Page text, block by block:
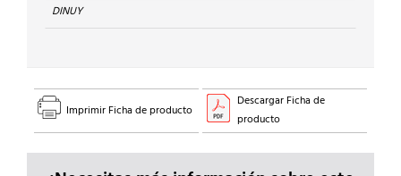
DINUY
Imprimir Ficha de producto
Descargar Ficha de
producto